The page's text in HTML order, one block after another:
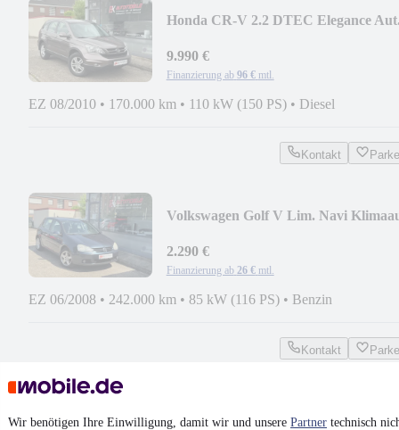
Wir benötigen Ihre Einwilligung, damit wir und unsere Partner technisch
Honda CR-V 2.2 DTEC Elegance
9.990 €
Finanzierung ab 96 € mtl.
EZ 08/2010 • 170.000 km • 110 kW (150 PS) • Diesel
Kontakt
Volkswagen Golf V Lim. Navi
2.290 €
Finanzierung ab 26 € mtl.
EZ 06/2008 • 242.000 km • 85 kW (116 PS) • Benzin
Kontakt
¹MwSt. ausweisbar